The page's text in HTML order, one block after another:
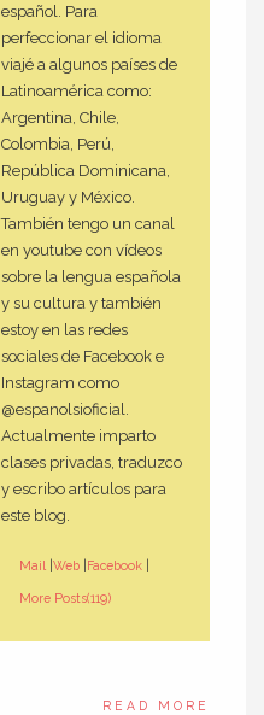
español. Para
perfeccionar el idioma
viajé a algunos países de
Latinoamérica como:
Argentina, Chile,
Colombia, Perú,
República Dominicana,
Uruguay y México.
También tengo un canal
en youtube con vídeos
sobre la lengua española
y su cultura y también
estoy en las redes
sociales de Facebook e
Instagram como
@espanolsioficial.
Actualmente imparto
clases privadas, traduzco
y escribo artículos para
este blog.
Mail Web Facebook
More Posts(119)
READ MORE